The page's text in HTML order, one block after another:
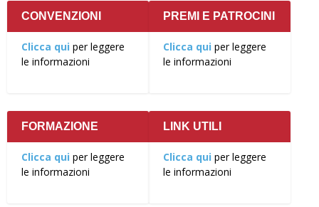
CONVENZIONI
Clicca qui per leggere
le informazioni
PREMI E PATROCINI
Clicca qui per leggere
le informazioni
FORMAZIONE
Clicca qui per leggere
le informazioni
LINK UTILI
Clicca qui per leggere
le informazioni